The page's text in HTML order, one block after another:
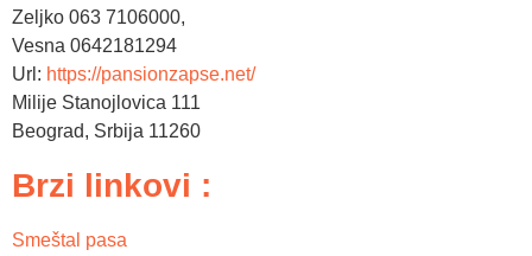
Zeljko 063 7106000,
Vesna 0642181294
Url: https://pansionzapse.net/
Milije Stanojlovica 111
Beograd, Srbija 11260
Brzi linkovi :
Smeštal pasa